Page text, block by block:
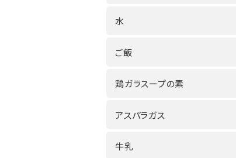
水
ご飯
鶏ガラスープの素
アスパラガス
牛乳